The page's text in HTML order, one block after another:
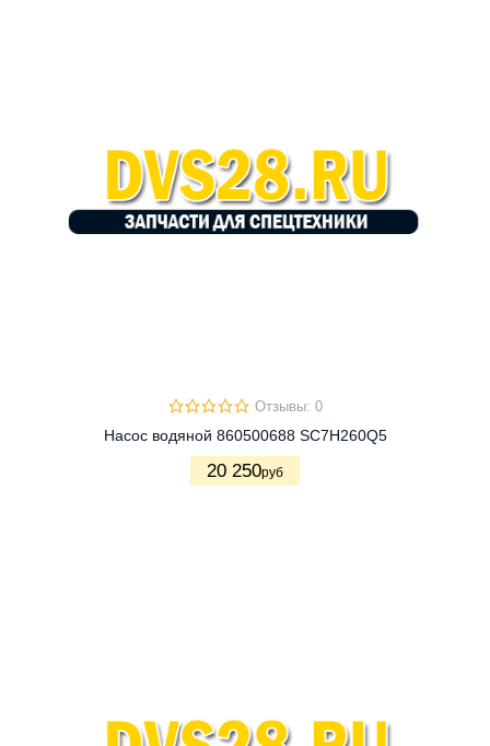
Отзывы: 0
Насос водяной 860500688 SC7H260Q5
20 250руб